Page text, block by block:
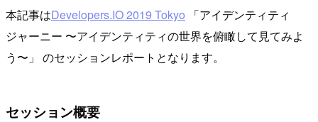
本記事はDevelopers.IO 2019 Tokyo 「アイデンティティ
ジャーニー 〜アイデンティティの世界を俯瞰して見てみよ
う〜」 のセッションレポートとなります。
セッション概要